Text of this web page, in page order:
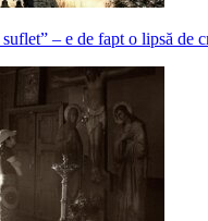
– e de fapt o lipsă de